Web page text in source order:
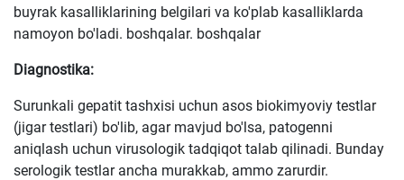
buyrak kasalliklarining belgilari va ko'plab kasalliklarda
namoyon bo'ladi. boshqalar. boshqalar
Diagnostika:
Surunkali gepatit tashxisi uchun asos biokimyoviy testlar
(jigar testlari) bo'lib, agar mavjud bo'lsa, patogenni
aniqlash uchun virusologik tadqiqot talab qilinadi. Bunday
serologik testlar ancha murakkab, ammo zarurdir.